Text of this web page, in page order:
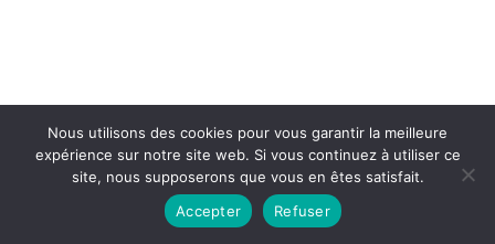
Nous utilisons des cookies pour vous garantir la meilleure
expérience sur notre site web. Si vous continuez à utiliser ce
site, nous supposerons que vous en êtes satisfait.
Accepter
Refuser